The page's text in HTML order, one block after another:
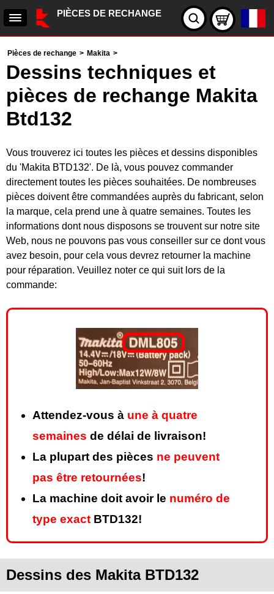
PIÈCES DE RECHANGE
Pièces de rechange > Makita >
Dessins techniques et
pièces de rechange Makita
Btd132
Vous trouverez ici toutes les pièces et dessins disponibles
du 'Makita BTD132'. De là, vous pouvez commander
directement toutes les pièces souhaitées. De nombreuses
pièces doivent être commandées auprès du fabricant, selon
la marque, cela prend une à quatre semaines. Toutes les
informations dont nous disposons se trouvent sur notre site
Web, nous ne pouvons pas vous conseiller sur ce dont vous
avez besoin, pour cela vous devrez retourner la machine
pour réparation. Veuillez noter ce qui suit lors de la
commande:
Attendez-vous à une à quatre
semaines de délai de livraison!
La plupart des pièces ne peuvent
pas être retournées!
La machine doit avoir le numéro de
type exact BTD132!
Dessins des Makita BTD132